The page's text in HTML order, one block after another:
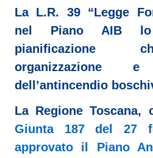
La L.R. 39 “Legge
nel Piano AIB
pianificazione
organizzazione e
dell’antincendio
La Regione Toscana,
Giunta 187 del 27
approvato il Piano